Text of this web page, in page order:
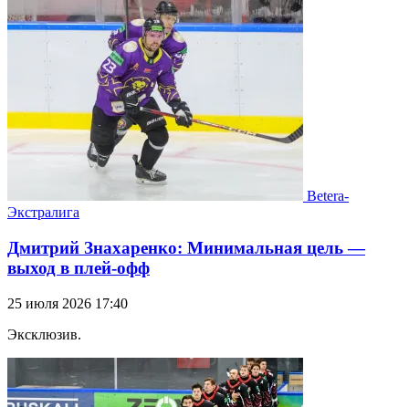
Betera-
Экстралига
Дмитрий Знахаренко: Минимальная цель —
выход в плей-офф
25 июля 2026 17:40
Эксклюзив.